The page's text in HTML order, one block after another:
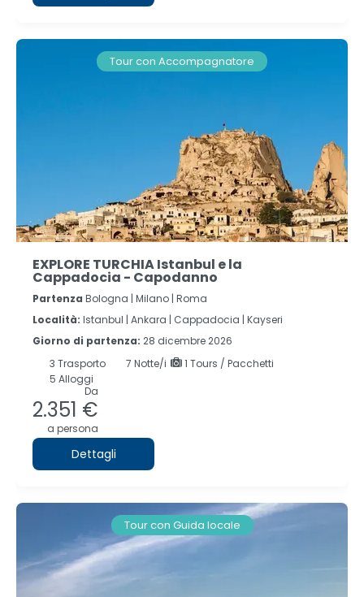
Tour con Accompagnatore
EXPLORE TURCHIA Istanbul e la
Cappadocia - Capodanno
Partenza Bologna | Milano | Roma
Località: Istanbul | Ankara | Cappadocia | Kayseri
Giorno di partenza: 28 dicembre 2026
3 Trasporto 7 Notte/i
1 Tours / Pacchetti
5 Alloggi
Da
2.351 €
a persona
Dettagli
Tour con Guida locale